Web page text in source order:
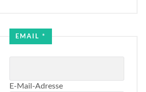
EMAIL *
E-Mail-Adresse